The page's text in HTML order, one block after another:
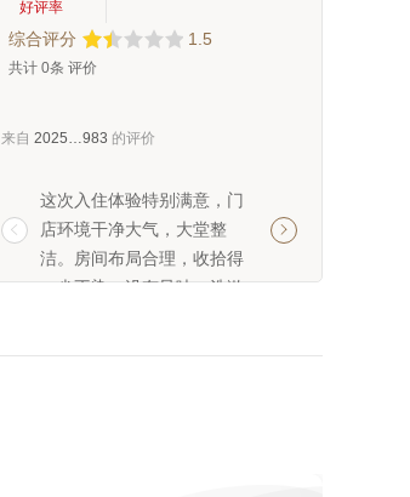
好评率
综合评分 1.5
共计 0条 评价
来自 2025…983 的评价

这次入住体验特别满意，门
店环境干净大气，大堂整
洁。房间布局合理，收拾得
一尘不染，没有异味，洗漱
没有早餐，不太好
不要有过多期待
